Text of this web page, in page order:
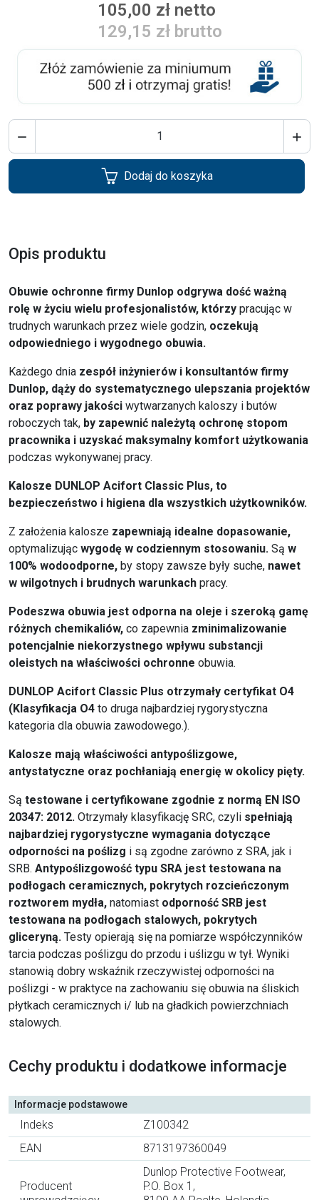
105,00 zł netto
129,15 zł brutto
 
Dodaj do koszyka
Opis produktu
Obuwie ochronne firmy Dunlop odgrywa dość ważną
rolę w życiu wielu profesjonalistów, którzy pracując w
trudnych warunkach przez wiele godzin, oczekują
odpowiedniego i wygodnego obuwia.
Każdego dnia zespół inżynierów i konsultantów firmy
Dunlop, dąży do systematycznego ulepszania projektów
oraz poprawy jakości wytwarzanych kaloszy i butów
roboczych tak, by zapewnić należytą ochronę stopom
pracownika i uzyskać maksymalny komfort użytkowania
podczas wykonywanej pracy.
Kalosze DUNLOP Acifort Classic Plus, to
bezpieczeństwo i higiena dla wszystkich użytkowników.
Z założenia kalosze zapewniają idealne dopasowanie,
optymalizując wygodę w codziennym stosowaniu. Są w
100% wodoodporne, by stopy zawsze były suche, nawet
w wilgotnych i brudnych warunkach pracy.
Podeszwa obuwia jest odporna na oleje i szeroką gamę
różnych chemikaliów, co zapewnia zminimalizowanie
potencjalnie niekorzystnego wpływu substancji
oleistych na właściwości ochronne obuwia.
DUNLOP Acifort Classic Plus otrzymały certyfikat O4
(Klasyfikacja O4 to druga najbardziej rygorystyczna
kategoria dla obuwia zawodowego.).
Kalosze mają właściwości antypoślizgowe,
antystatyczne oraz pochłaniają energię w okolicy pięty.
Są testowane i certyfikowane zgodnie z normą EN ISO
20347: 2012. Otrzymały klasyfikację SRC, czyli spełniają
najbardziej rygorystyczne wymagania dotyczące
odporności na poślizg i są zgodne zarówno z SRA, jak i
SRB. Antypoślizgowość typu SRA jest testowana na
podłogach ceramicznych, pokrytych rozcieńczonym
roztworem mydła, natomiast odporność SRB jest
testowana na podłogach stalowych, pokrytych
gliceryną. Testy opierają się na pomiarze współczynników
tarcia podczas poślizgu do przodu i uślizgu w tył. Wyniki
stanowią dobry wskaźnik rzeczywistej odporności na
poślizgi - w praktyce na zachowaniu się obuwia na śliskich
płytkach ceramicznych i/ lub na gładkich powierzchniach
stalowych.
Cechy produktu i dodatkowe informacje
Informacje podstawowe
Indeks
Z100342
EAN
8713197360049
Producent
Dunlop Protective Footwear,
P.O. Box 1,